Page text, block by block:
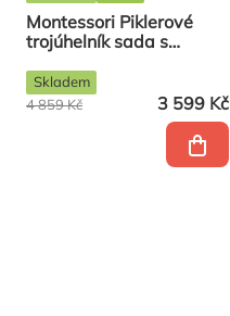
Montessori Piklerové
trojúhelník sada s
Pastel
3 599 Kč
4 859 Kč
Skladem